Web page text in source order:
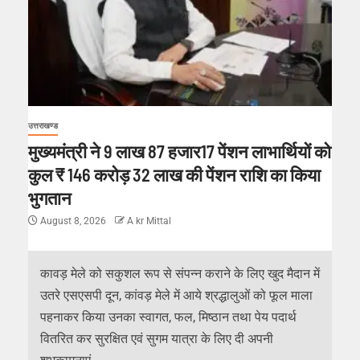
उत्तराखण्ड
मुख्यमंत्री ने 9 लाख 87 हजार17 पेंशन लाभार्थियों को
कुल ₹ 146 करोड़ 32 लाख की पेंशन राशि का किया
भुगतान
August 8, 2026 A kr Mittal
कावड़ मेले को सकुशल रूप से संपन्न कराने के लिए खुद मैदान में
उतरे एसएसपी दून, कांवड़ मेले में आये श्रद्धालुओं को फूल माला
पहनाकर किया उनका स्वागत, फल, मिष्ठान तथा पेय पदार्थ
वितरित कर सुरक्षित एवं सुगम यात्रा के लिए दी अपनी